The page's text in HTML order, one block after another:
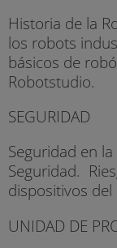
Historia de la
los robots
básicos de
Robotstudio.
SEGURIDAD
Seguridad en
Seguridad.
dispositivos
UNIDAD DE